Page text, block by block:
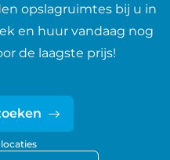
opslagruimtes bij u in
en huur vandaag nog
de laagste prijs!